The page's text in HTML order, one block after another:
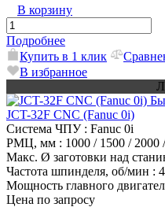
В корзину
Подробнее
Купить в 1 клик
В избранное
JCT-32F CNC (Fanuc 0i)
Система ЧПУ: Fanuc 0i
РМЦ, мм : 1000 / 1500 / 2000
Макс. Ø заготовки над
Частота шпинделя, об/мин :
Мощность главного
Цена по запросу